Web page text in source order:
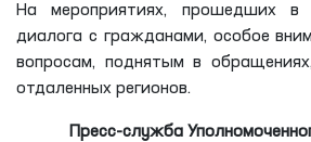
На мероприятиях, прошедших в
диалога с гражданами, особое
вопросам, поднятым в
отдаленных регионов.
Пресс-служба